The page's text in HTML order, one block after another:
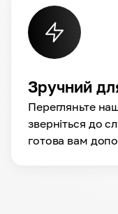
Зручний
Перегляньте
зверніться до
готова вам